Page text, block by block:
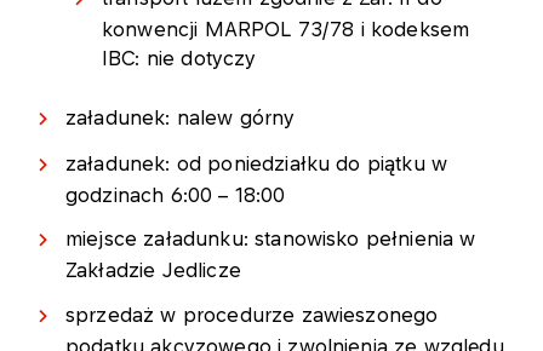
konwencji MARPOL 73/78 i kodeksem
IBC: nie dotyczy
załadunek: nalew górny
załadunek: od poniedziałku do piątku w
godzinach 6:00 – 18:00
miejsce załadunku: stanowisko pełnienia w
Zakładzie Jedlicze
sprzedaż w procedurze zawieszonego
podatku akcyzowego i zwolnienia ze względu